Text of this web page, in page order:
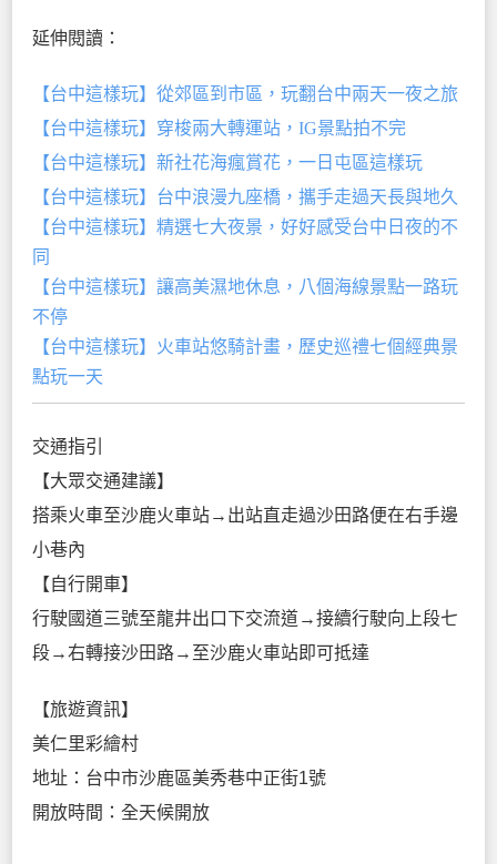
延伸閱讀：
【台中這樣玩】從郊區到市區，玩翻台中兩天一夜之旅
【台中這樣玩】穿梭兩大轉運站，IG景點拍不完
【台中這樣玩】新社花海瘋賞花，一日屯區這樣玩
【台中這樣玩】台中浪漫九座橋，攜手走過天長與地久
【台中這樣玩】精選七大夜景，好好感受台中日夜的不
同
【台中這樣玩】讓高美濕地休息，八個海線景點一路玩
不停
【台中這樣玩】火車站悠騎計畫，歷史巡禮七個經典景
點玩一天
交通指引
【大眾交通建議】
搭乘火車至沙鹿火車站→出站直走過沙田路便在右手邊
小巷內
【自行開車】
行駛國道三號至龍井出口下交流道→接續行駛向上段七
段→右轉接沙田路→至沙鹿火車站即可抵達
【旅遊資訊】
美仁里彩繪村
地址：台中市沙鹿區美秀巷中正街1號
開放時間：全天候開放